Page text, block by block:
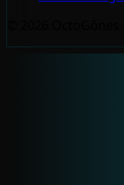
© 2026